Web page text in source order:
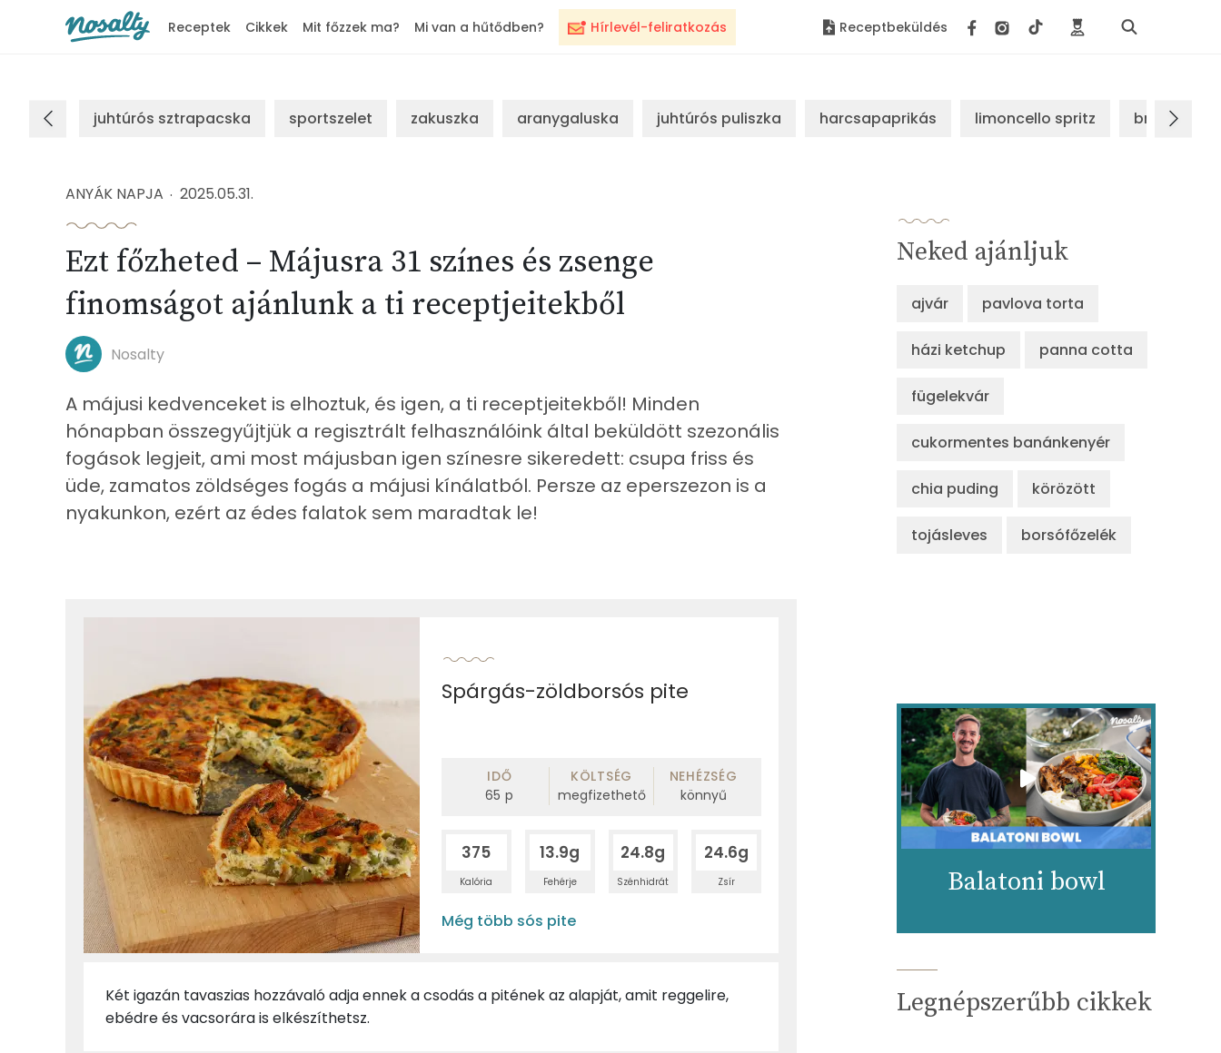
Hírlevél-feliratkozás
Receptek Cikkek Mit főzzek ma? Mi van a hűtődben? Receptbeküldés
juhtúrós sztrapacska sportszelet zakuszka aranygaluska juhtúrós puliszka harcsapaprikás limoncello spritz brassói
ANYÁK NAPJA 2025.05.31.
Ezt főzheted – Májusra 31 színes és zsenge
finomságot ajánlunk a ti receptjeitekből
Nosalty
A májusi kedvenceket is elhoztuk, és igen, a ti receptjeitekből! Minden
hónapban összegyűjtjük a regisztrált felhasználóink által beküldött szezonális
fogások legjeit, ami most májusban igen színesre sikeredett: csupa friss és
üde, zamatos zöldséges fogás a májusi kínálatból. Persze az eperszezon is a
nyakunkon, ezért az édes falatok sem maradtak le!
Spárgás-zöldborsós pite
IDŐ
65 p
KÖLTSÉG
megfizethető
NEHÉZSÉG
könnyű
375
Kalória
13.9g
Fehérje
24.8g
Szénhidrát
24.6g
Zsír
Még több sós pite
Két igazán tavaszias hozzávaló adja ennek a csodás a pitének az alapját, amit reggelire,
ebédre és vacsorára is elkészíthetsz.
Neked ajánljuk
ajvár pavlova torta
házi ketchup panna cotta
fügelekvár
cukormentes banánkenyér
chia puding körözött
tojásleves borsófőzelék
Balatoni bowl
Legnépszerűbb cikkek